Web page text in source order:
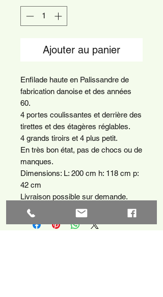
Ajouter au panier
Enfilade haute en Palissandre de
fabrication danoise et des années
60.
4 portes coulissantes et derrière des
tirettes et des étagères réglables.
4 grands tiroirs et 4 plus petit.
En très bon état, pas de chocs ou de
manques.
Dimensions: L: 200 cm h: 118 cm p:
42 cm
Livraison possible sur demande.